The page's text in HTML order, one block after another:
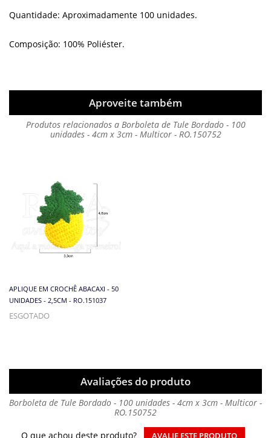
Quantidade: Aproximadamente 100 unidades.
Composição: 100% Poliéster.
Aproveite também
Produtos relacionados a Borboleta de Tule Bordado - 100
unidades - 4cm x 3cm - Multicor - RO.150752
APLIQUE EM CROCHÊ ABACAXI - 50
UNIDADES - 2,5CM - RO.151037
ESGOTADO
Avaliações do produto
Borboleta de Tule Bordado - 100 unidades - 4cm x 3cm - Multicor -
RO.150752
O que achou deste produto?